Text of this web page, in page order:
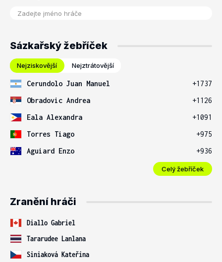
Sázkařský žebříček
Nejziskovější Nejztrátovější
Cerundolo Juan Manuel
+1737
Obradovic Andrea
+1126
Eala Alexandra
+1091
Torres Tiago
+975
Aguiard Enzo
+936
Celý žebříček
Zranění hráči
Diallo Gabriel
Tararudee Lanlana
Siniaková Kateřina